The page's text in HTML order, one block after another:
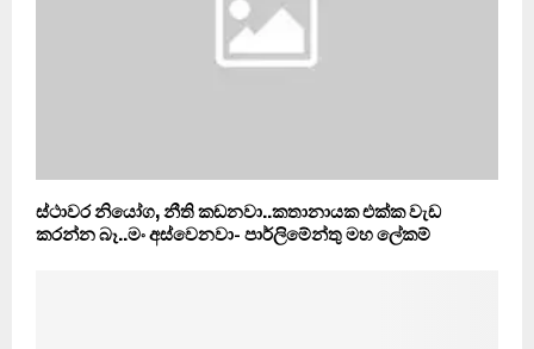
ස්ථාවර නියෝග, නීති කඩනවා..කතානායක එක්ක වැඩ
කරන්න බෑ..මං අස්වෙනවා- පාර්ලිමේන්තු මහ ලේකම්